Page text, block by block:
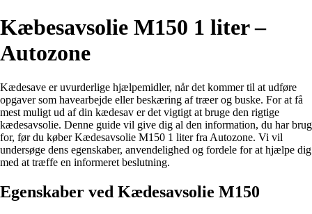
Kæbesavsolie M150 1 liter –
Autozone
Kædesave er uvurderlige hjælpemidler, når det kommer til at udføre
opgaver som havearbejde eller beskæring af træer og buske. For at få
mest muligt ud af din kædesav er det vigtigt at bruge den rigtige
kædesavsolie. Denne guide vil give dig al den information, du har brug
for, før du køber Kædesavsolie M150 1 liter fra Autozone. Vi vil
undersøge dens egenskaber, anvendelighed og fordele for at hjælpe dig
med at træffe en informeret beslutning.
Egenskaber ved Kædesavsolie M150